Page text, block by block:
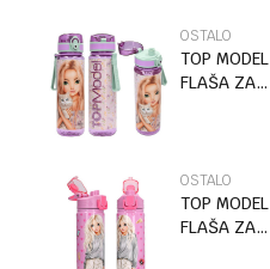
OSTALO
TOP MODEL
FLAŠA ZA
OSTALO
TOP MODEL
FLAŠA ZA